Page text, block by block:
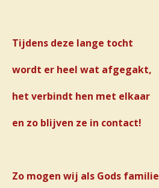
Tijdens deze lange tocht
wordt er heel wat afgegakt,
het verbindt hen met elkaar
en zo blijven ze in contact!
Zo mogen wij als Gods familie